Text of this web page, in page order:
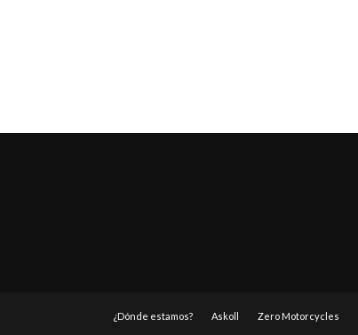
¿Dónde estamos? Askoll Zero Motorcycles